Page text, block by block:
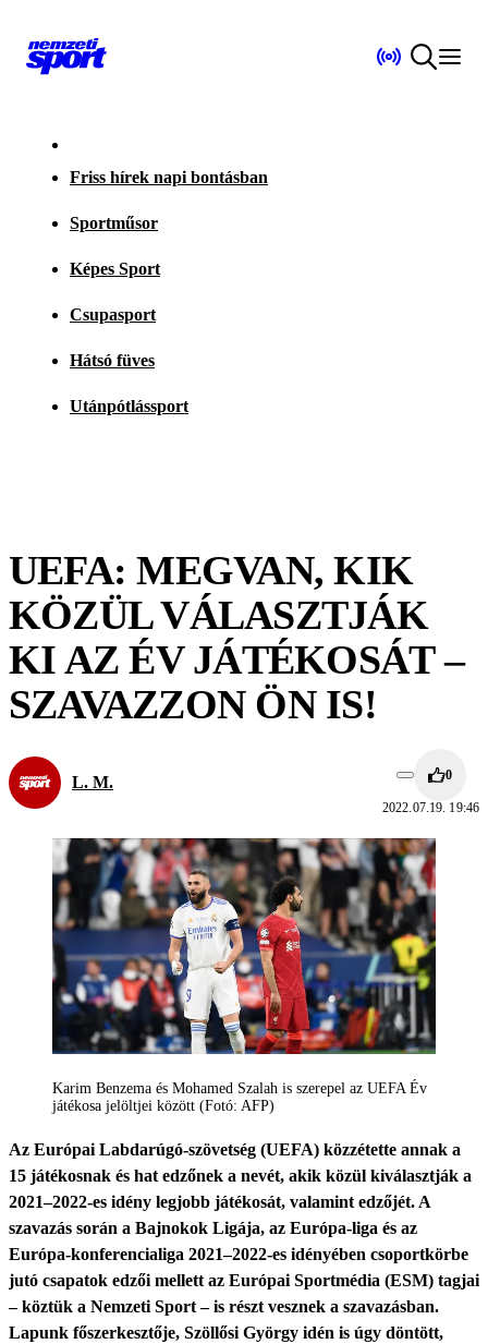
Friss hírek napi bontásban
Sportműsor
Képes Sport
Csupasport
Hátsó füves
Utánpótlássport
UEFA: MEGVAN, KIK
KÖZÜL VÁLASZTJÁK
KI AZ ÉV JÁTÉKOSÁT –
SZAVAZZON ÖN IS!
L. M. 0
2022.07.19. 19:46
Karim Benzema és Mohamed Szalah is szerepel az UEFA Év
játékosa jelöltjei között (Fotó: AFP)
Az Európai Labdarúgó-szövetség (UEFA) közzétette annak a
15 játékosnak és hat edzőnek a nevét, akik közül kiválasztják a
2021–2022-es idény legjobb játékosát, valamint edzőjét. A
szavazás során a Bajnokok Ligája, az Európa-liga és az
Európa-konferencialiga 2021–2022-es idényében csoportkörbe
jutó csapatok edzői mellett az Európai Sportmédia (ESM) tagjai
– köztük a Nemzeti Sport – is részt vesznek a szavazásban.
Lapunk főszerkesztője, Szöllősi György idén is úgy döntött,